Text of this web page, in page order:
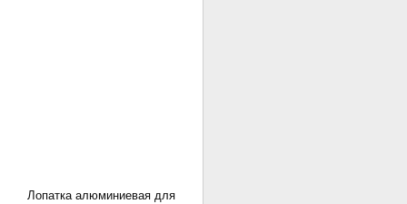
Лопатка алюминиевая для